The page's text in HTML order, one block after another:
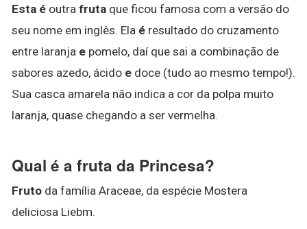
Esta é outra fruta que ficou famosa com a versão do
seu nome em inglês. Ela é resultado do cruzamento
entre laranja e pomelo, daí que sai a combinação de
sabores azedo, ácido e doce (tudo ao mesmo tempo!).
Sua casca amarela não indica a cor da polpa muito
laranja, quase chegando a ser vermelha.
Qual é a fruta da Princesa?
Fruto da família Araceae, da espécie Mostera
deliciosa Liebm.